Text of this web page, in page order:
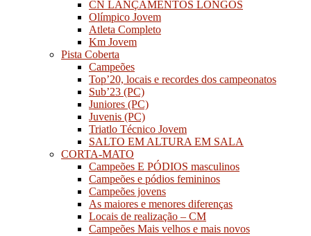
CN LANÇAMENTOS LONGOS
Olímpico Jovem
Atleta Completo
Km Jovem
Pista Coberta
Campeões
Top’20, locais e recordes dos campeonatos
Sub’23 (PC)
Juniores (PC)
Juvenis (PC)
Triatlo Técnico Jovem
SALTO EM ALTURA EM SALA
CORTA-MATO
Campeões E PÓDIOS masculinos
Campeões e pódios femininos
Campeões jovens
As maiores e menores diferenças
Locais de realização – CM
Campeões Mais velhos e mais novos